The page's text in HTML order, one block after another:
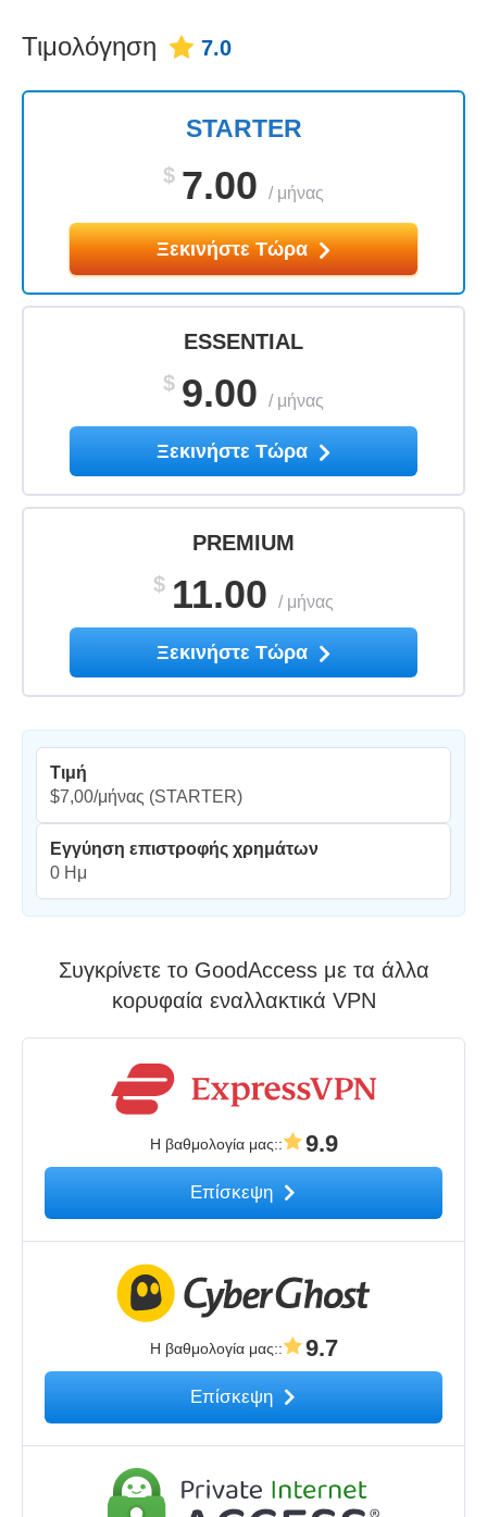
Τιμολόγηση 7.0
STARTER
$ 7.00 / μήνας
Ξεκινήστε Τώρα
ESSENTIAL
$ 9.00 / μήνας
Ξεκινήστε Τώρα
PREMIUM
$ 11.00 / μήνας
Ξεκινήστε Τώρα
Τιμή
$7,00/μήνας (STARTER)
Εγγύηση επιστροφής χρημάτων
0 Ημ
Συγκρίνετε το GoodAccess με τα άλλα
κορυφαία εναλλακτικά VPN
Η βαθμολογία μας:: 9.9
Επίσκεψη
Η βαθμολογία μας:: 9.7
Επίσκεψη